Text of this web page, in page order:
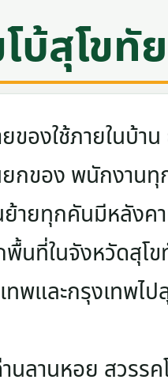
บ้สุโขทัย
องใช้ภายในบ้าน
กของ พนักงาน
ายทุกคันมีหลังค
ที่ในจังหวัดสุโ
และกรุงเทพไปสุ
นลานหอย สวรร